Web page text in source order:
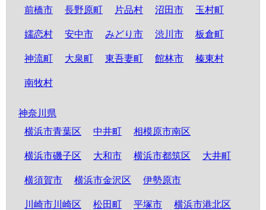
前橋市 長野原町 片品村 沼田市 玉村町
嬬恋村 安中市 みどり市 渋川市 板倉町
神流町 大泉町 東吾妻町 館林市 榛東村
南牧村
神奈川県
横浜市青葉区
中井町 相模原市南区
横浜市磯子区 大和市 横浜市都筑区 大井町
横須賀市 横浜市金沢区 伊勢原市
川崎市川崎区 松田町 平塚市 横浜市港北区